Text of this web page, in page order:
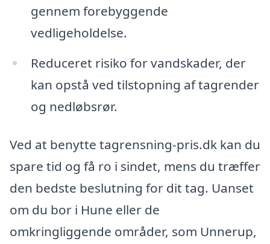
gennem forebyggende
vedligeholdelse.
Reduceret risiko for vandskader, der
kan opstå ved tilstopning af tagrender
og nedløbsrør.
Ved at benytte tagrensning-pris.dk kan du
spare tid og få ro i sindet, mens du træffer
den bedste beslutning for dit tag. Uanset
om du bor i Hune eller de
omkringliggende områder, som Unnerup,